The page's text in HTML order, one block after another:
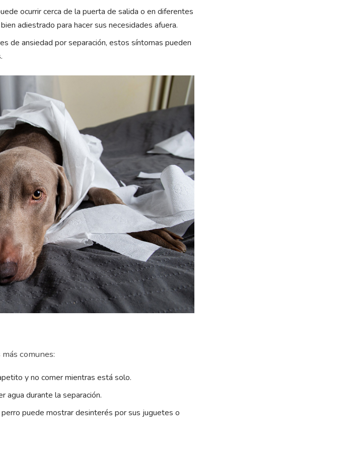
ocurrir cerca de la puerta de salida o en diferentes
adiestrado para hacer sus necesidades afuera.
de ansiedad por separación, estos síntomas pueden
comunes:
y no comer mientras está solo.
agua durante la separación.
perro puede mostrar desinterés por sus juguetes o